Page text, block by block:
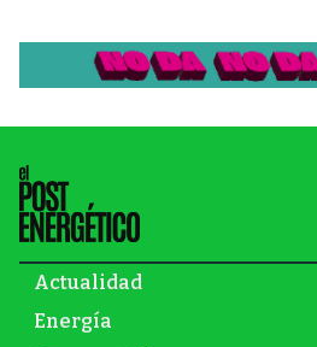
Actualidad
Energía